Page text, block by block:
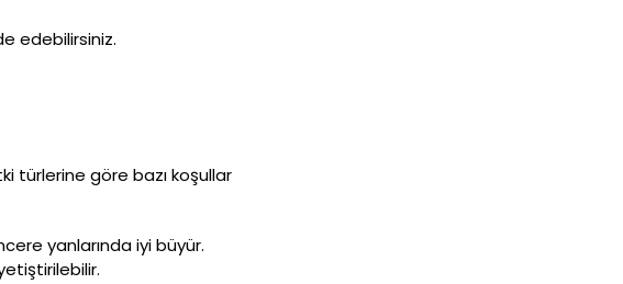
edebilirsiniz.
türlerine göre bazı koşullar
yanlarında iyi büyür.